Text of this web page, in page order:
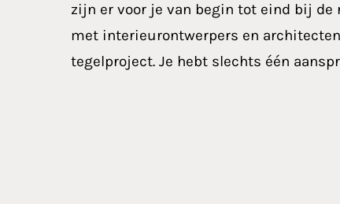
zijn er voor je van begin tot eind bij
met interieurontwerpers en
tegelproject. Je hebt slechts één